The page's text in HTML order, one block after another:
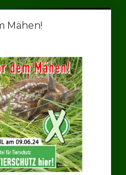
Mähen!